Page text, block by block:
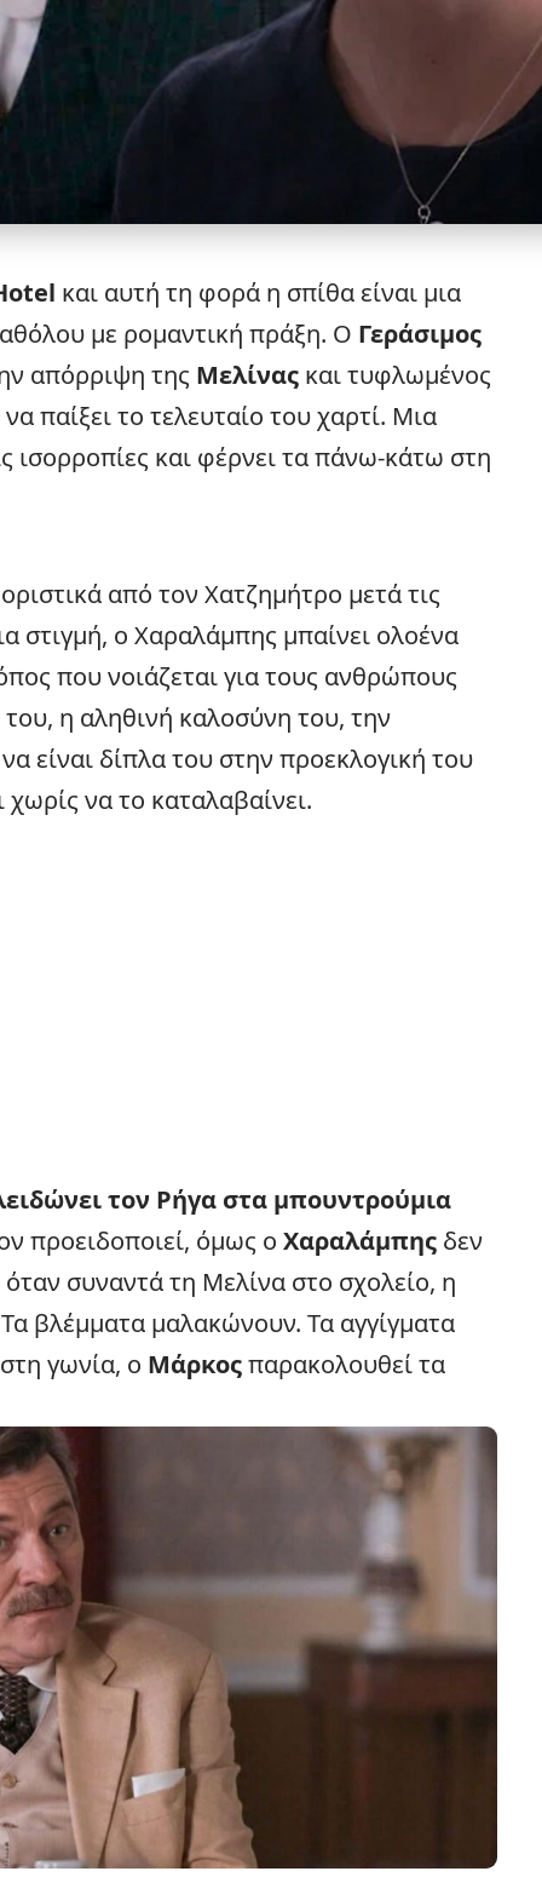
και αυτή τη φορά η σπίθα είναι μια
με ρομαντική πράξη. Ο Γεράσιμος
απόρριψη της Μελίνας και τυφλωμένος
παίξει το τελευταίο του χαρτί. Μια
ισορροπίες και φέρνει τα πάνω-κάτω στη
από τον Χατζημήτρο μετά τις
στιγμή, ο Χαραλάμπης μπαίνει ολοένα
που νοιάζεται για τους ανθρώπους
η αληθινή καλοσύνη του, την
είναι δίπλα του στην προεκλογική του
χωρίς να το καταλαβαίνει.
τον Ρήγα στα μπουντρούμια
προειδοποιεί, όμως ο Χαραλάμπης δεν
όταν συναντά τη Μελίνα στο σχολείο, η
βλέμματα μαλακώνουν. Τα αγγίγματα
γωνία, ο Μάρκοςπαρακολουθεί τα